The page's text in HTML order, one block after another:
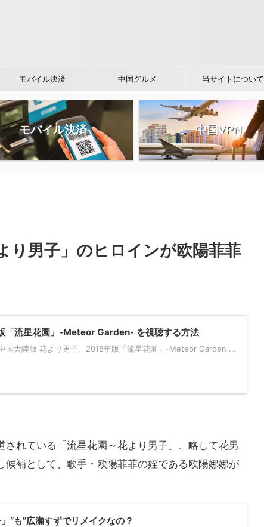
モバイル決済 中国グルメ 当サイトについて
モバイル決済 中国VPN
り男子」のヒロインが欧陽菲菲
「流星花園」-Meteor Garden- を視聴する方法
国大陸版 花より男子、2018年版「流星花園」-Meteor Garden ...
れている「流星花園～花より男子」、略して花男
候補として、歌手・欧陽菲菲の姪である欧陽娜娜が
”も”広瀬すずでリメイクなの？